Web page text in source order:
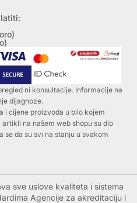
ni konsultacije. Informacije na
dijagnoze.
i cijene proizvoda u bilo kojem
na našem web shopu su dio
se da su svi na stanju u svakom
sve uslove kvaliteta i sistema
Agencije za akreditaciju i